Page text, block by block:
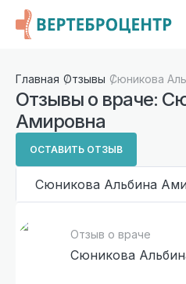
Главная Отзывы Сюникова
Отзывы о враче:
Амировна
ОСТАВИТЬ ОТЗЫВ
Отзыв о враче
Сюникова